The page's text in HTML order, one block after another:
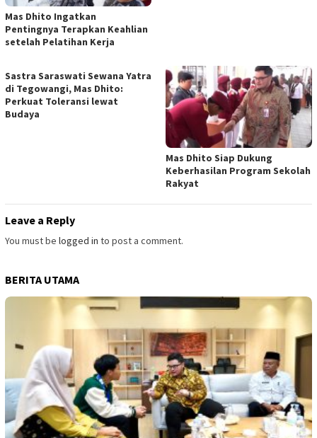
Mas Dhito Ingatkan
Pentingnya Terapkan Keahlian
setelah Pelatihan Kerja
Sastra Saraswati Sewana Yatra
di Tegowangi, Mas Dhito:
Perkuat Toleransi lewat
Budaya
Mas Dhito Siap Dukung
Keberhasilan Program Sekolah
Rakyat
Leave a Reply
You must be logged in to post a comment.
BERITA UTAMA